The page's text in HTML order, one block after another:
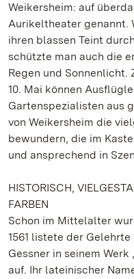
Weikersheim: auf
Aurikeltheater genannt.
ihren blassen Teint
schützte man auch die
Regen und Sonnenlicht.
10. Mai können
Gartenspezialisten aus
von Weikersheim die
bewundern, die im
und ansprechend in
HISTORISCH,
FARBEN
Schon im Mittelalter
1561 listete der
Gessner in seinem
auf. Ihr lateinischer